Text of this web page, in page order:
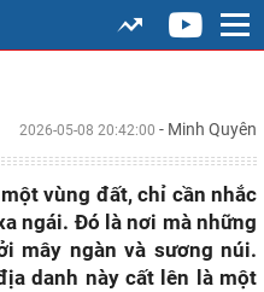
2026-05-08 20:42:00 - Minh Quyên
vùng đất, chỉ cần nhắc
ngái. Đó là nơi mà những
mây ngàn và sương núi.
danh này cất lên là một